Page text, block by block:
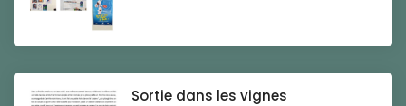
Sortie dans les vignes